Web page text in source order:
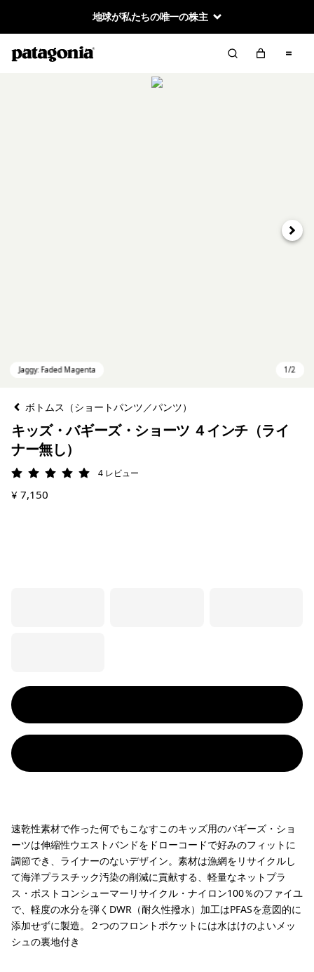
地球が私たちの唯一の株主
次へ
ボトムス（ショートパンツ／パンツ）
キッズ・バギーズ・ショーツ ４インチ（ライ
ナー無し）
評価: 5 / 5 4 レビュー
¥ 7,150
速乾性素材で作った何でもこなすこのキッズ用のバギーズ・ショ
ーツは伸縮性ウエストバンドをドローコードで好みのフィットに
調節でき、ライナーのないデザイン。素材は漁網をリサイクルし
て海洋プラスチック汚染の削減に貢献する、軽量なネットプラ
ス・ポストコンシューマーリサイクル・ナイロン100％のファイユ
で、軽度の水分を弾くDWR（耐久性撥水）加工はPFASを意図的に
添加せずに製造。２つのフロントポケットには水はけのよいメッ
シュの裏地付き